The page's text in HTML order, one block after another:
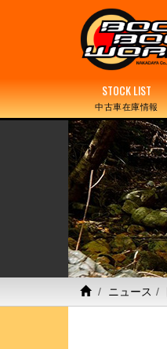
STOCK LIST
中古車在庫情報
ニュース